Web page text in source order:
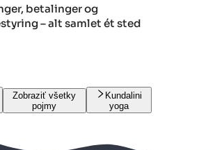
betalinger og
– alt samlet ét sted
Zobraziť všetky
pojmy
Kundalini
yoga